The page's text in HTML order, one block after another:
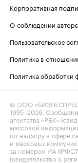
Корпоративная
О соблюдении
Пользовательское
Политика в
Политика обработки
© ООО
1995–2026 .
агентства «РБК»
массовой
по надзору в сфере
и массовых
за номером ИА
(свидетельство о